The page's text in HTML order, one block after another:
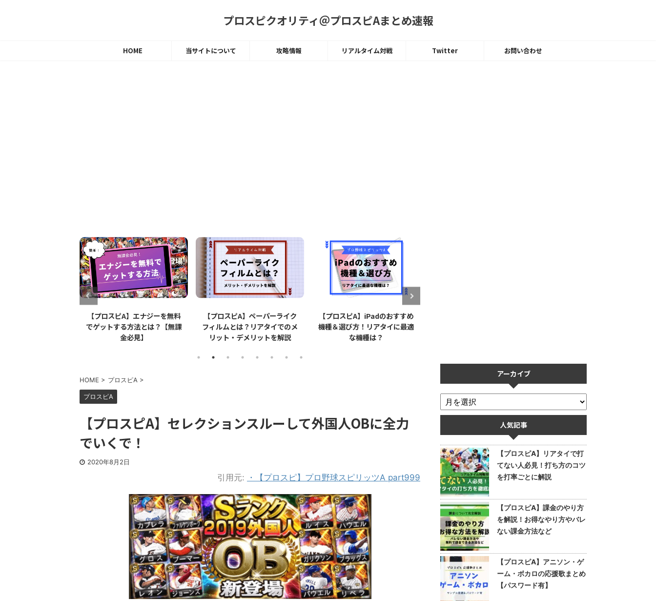
プロスピクオリティ＠プロスピAまとめ速報
HOME 当サイトについて 攻略情報 リアルタイム対戦 Twitter お問い合わせ
【プロスピA】ペーパーライク
フィルムとは？リアタイでのメ
リット・デメリットを解説
【プロスピA】iPadのおすすめ
機種＆選び方！リアタイに最適
な機種は？
【プロスピA】タッチペン導入
で打率が上がる？実際に使用し
てみた感想【リアタイ】
HOME > プロスピA >
プロスピA
【プロスピA】セレクションスルーして外国人OBに全力
でいくで！
2020年8月2日
引用元: ・【プロスピ】プロ野球スピリッツA part999
アーカイブ
人気記事
【プロスピA】リアタイで打
てない人必見！打ち方のコツ
を打率ごとに解説
【プロスピA】課金のやり方
を解説！お得なやり方やバレ
ない課金方法など
【プロスピA】アニソン・ゲ
ーム・ボカロの応援歌まとめ
【パスワード有】